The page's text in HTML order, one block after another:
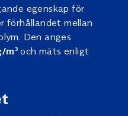
egenskap för
förhållandet mellan
Den anges
m³ och mäts enligt